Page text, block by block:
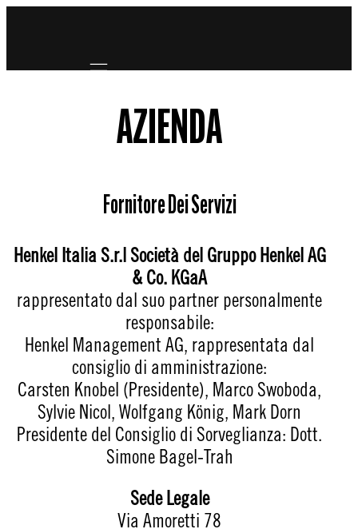
AZIENDA
Fornitore Dei Servizi
Henkel Italia S.r.l Società del Gruppo Henkel AG
& Co. KGaA
rappresentato dal suo partner personalmente
responsabile:
Henkel Management AG, rappresentata dal
consiglio di amministrazione:
Carsten Knobel (Presidente), Marco Swoboda,
Sylvie Nicol, Wolfgang König, Mark Dorn
Presidente del Consiglio di Sorveglianza: Dott.
Simone Bagel-Trah
Sede Legale
Via Amoretti 78